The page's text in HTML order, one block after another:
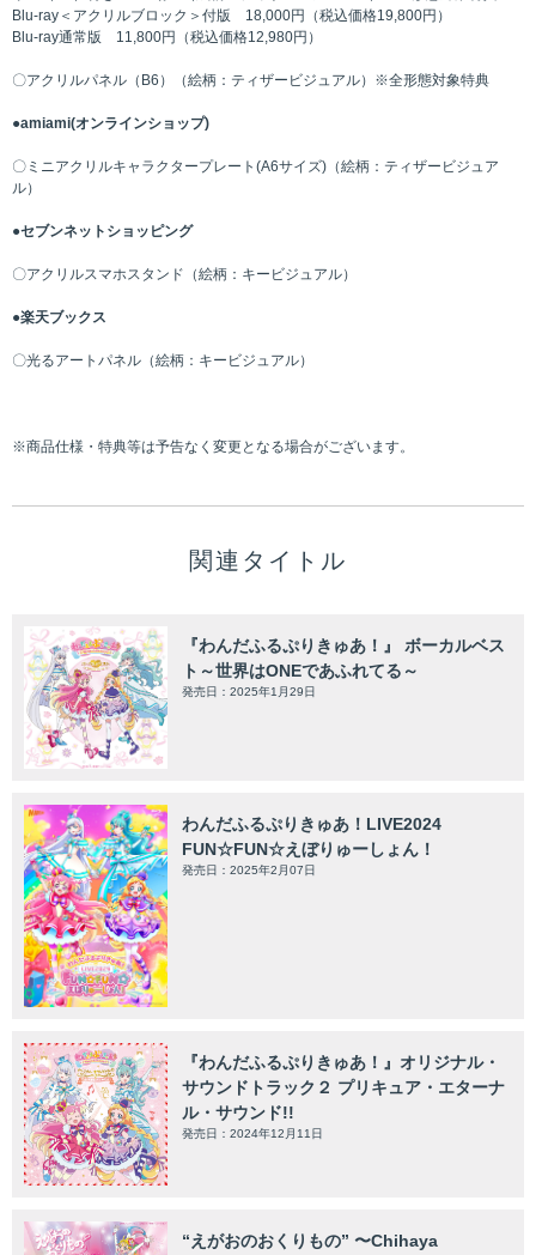
Blu-ray＜アクリルブロック＞付版 18,000円（税込価格19,800円）
Blu-ray通常版 11,800円（税込価格12,980円）
〇アクリルパネル（B6）（絵柄：ティザービジュアル）※全形態対象特典
●amiami(オンラインショップ)
〇ミニアクリルキャラクタープレート(A6サイズ)（絵柄：ティザービジュア
ル）
●セブンネットショッピング
〇アクリルスマホスタンド（絵柄：キービジュアル）
●楽天ブックス
〇光るアートパネル（絵柄：キービジュアル）
※商品仕様・特典等は予告なく変更となる場合がございます。
関連タイトル
『わんだふるぷりきゅあ！』 ボーカルベス
ト～世界はONEであふれてる～
発売日：2025年1月29日
わんだふるぷりきゅあ！LIVE2024
FUN☆FUN☆えぼりゅーしょん！
発売日：2025年2月07日
『わんだふるぷりきゅあ！』オリジナル・
サウンドトラック２ プリキュア・エターナ
ル・サウンド!!
発売日：2024年12月11日
“えがおのおくりもの” 〜Chihaya